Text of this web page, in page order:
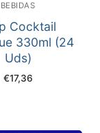
BEBIDAS
Cocktail
330ml (24
Uds)
€17,36